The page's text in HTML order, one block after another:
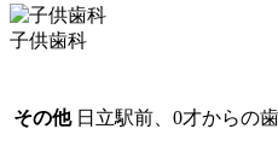
子供歯科
その他 日立駅前、0才からの